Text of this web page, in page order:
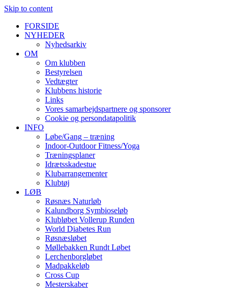
Skip to content
FORSIDE
NYHEDER
Nyhedsarkiv
OM
Om klubben
Bestyrelsen
Vedtægter
Klubbens historie
Links
Vores samarbejdspartnere og sponsorer
Cookie og persondatapolitik
INFO
Løbe/Gang – træning
Indoor-Outdoor Fitness/Yoga
Træningsplaner
Idrætsskadestue
Klubarrangementer
Klubtøj
LØB
Røsnæs Naturløb
Kalundborg Symbioseløb
Klubløbet Vollerup Runden
World Diabetes Run
Røsnæsløbet
Møllebakken Rundt Løbet
Lerchenborgløbet
Madpakkeløb
Cross Cup
Mesterskaber